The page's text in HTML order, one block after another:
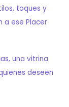
toques y
a ese Placer
una vitrina
deseen